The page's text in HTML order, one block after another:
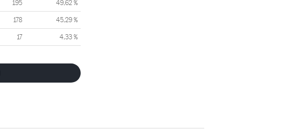
195 49,62 %
178 45,29 %
17 4,33 %